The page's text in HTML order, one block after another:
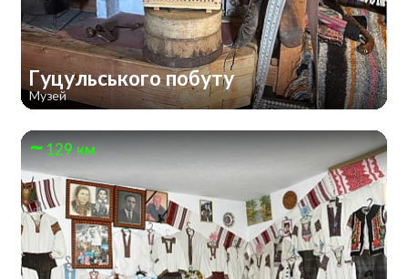
Гуцульського побуту
Музей
129 км